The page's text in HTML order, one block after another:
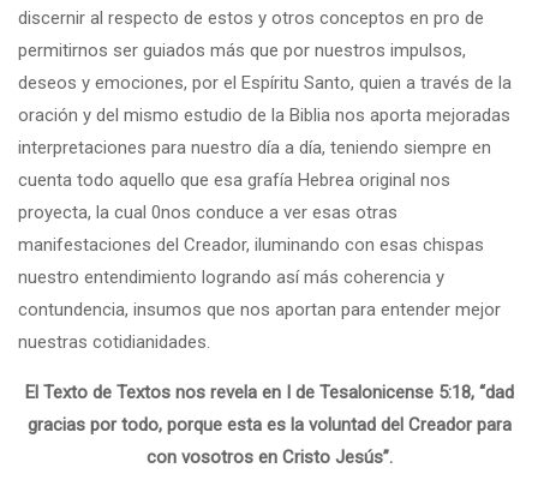
discernir al respecto de estos y otros conceptos en pro de
permitirnos ser guiados más que por nuestros impulsos,
deseos y emociones, por el Espíritu Santo, quien a través de la
oración y del mismo estudio de la Biblia nos aporta mejoradas
interpretaciones para nuestro día a día, teniendo siempre en
cuenta todo aquello que esa grafía Hebrea original nos
proyecta, la cual 0nos conduce a ver esas otras
manifestaciones del Creador, iluminando con esas chispas
nuestro entendimiento logrando así más coherencia y
contundencia, insumos que nos aportan para entender mejor
nuestras cotidianidades.
El Texto de Textos nos revela en I de Tesalonicense 5:18, “dad
gracias por todo, porque esta es la voluntad del Creador para
con vosotros en Cristo Jesús”.